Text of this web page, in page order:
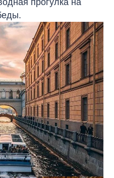
прогулка на